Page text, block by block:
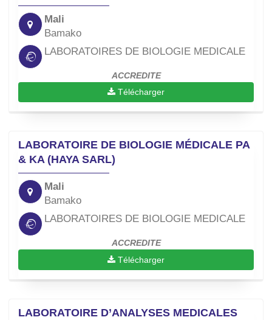
Mali
Bamako
LABORATOIRES DE BIOLOGIE MEDICALE
ACCREDITE
Télécharger
LABORATOIRE DE BIOLOGIE MÉDICALE PA
& KA (HAYA SARL)
Mali
Bamako
LABORATOIRES DE BIOLOGIE MEDICALE
ACCREDITE
Télécharger
LABORATOIRE D’ANALYSES MEDICALES